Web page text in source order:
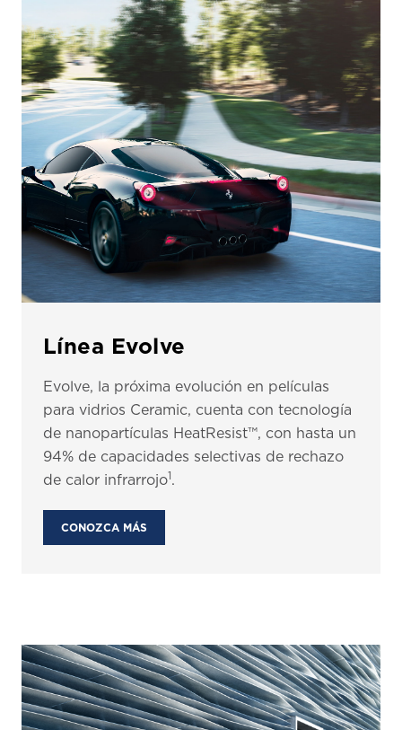
Línea Evolve
Evolve, la próxima evolución en películas
para vidrios Ceramic, cuenta con tecnología
de nanopartículas HeatResist™, con hasta un
94% de capacidades selectivas de rechazo
de calor infrarrojo1.
CONOZCA MÁS